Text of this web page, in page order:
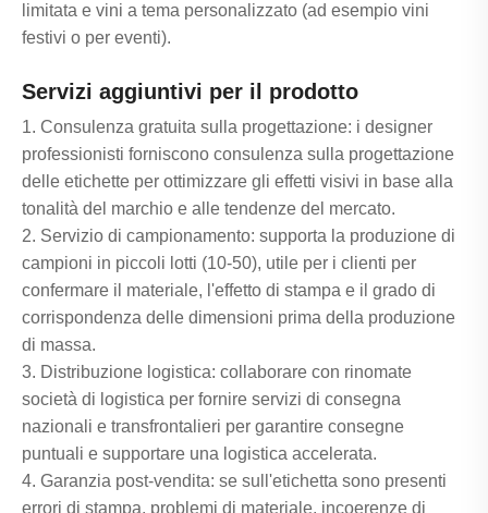
limitata e vini a tema personalizzato (ad esempio vini
festivi o per eventi).
Servizi aggiuntivi per il prodotto
1. Consulenza gratuita sulla progettazione: i designer
professionisti forniscono consulenza sulla progettazione
delle etichette per ottimizzare gli effetti visivi in ​​base alla
tonalità del marchio e alle tendenze del mercato.
2. Servizio di campionamento: supporta la produzione di
campioni in piccoli lotti (10-50), utile per i clienti per
confermare il materiale, l'effetto di stampa e il grado di
corrispondenza delle dimensioni prima della produzione
di massa.
3. Distribuzione logistica: collaborare con rinomate
società di logistica per fornire servizi di consegna
nazionali e transfrontalieri per garantire consegne
puntuali e supportare una logistica accelerata.
4. Garanzia post-vendita: se sull'etichetta sono presenti
errori di stampa, problemi di materiale, incoerenze di